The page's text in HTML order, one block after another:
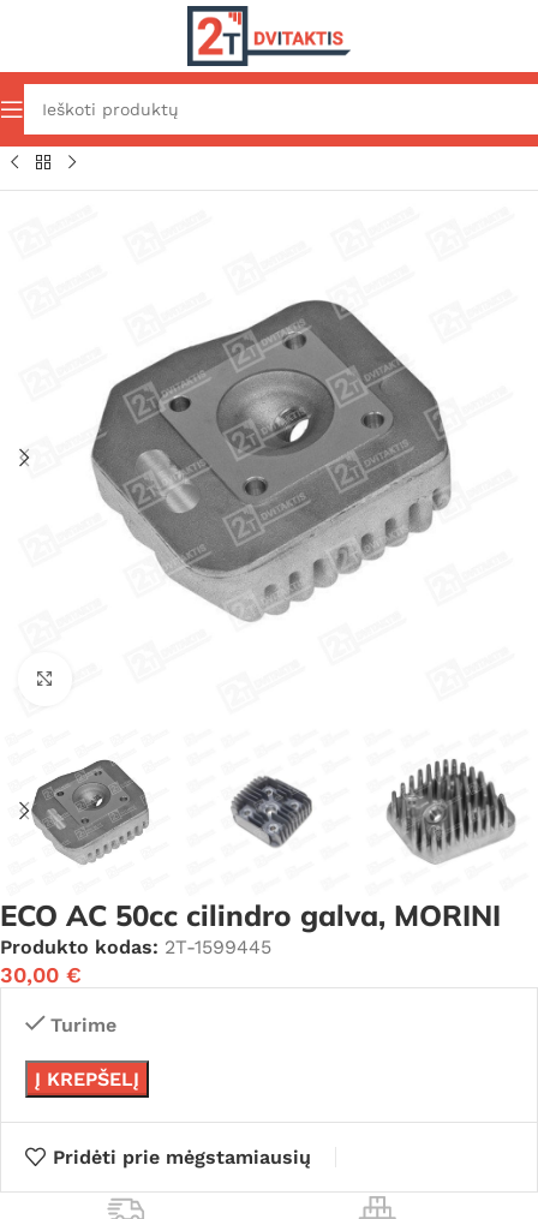
Pradžia Variklio dalys Variklio prekės Cilindrų galvos
ECO AC 50cc cilindro galva, MORINI
Produkto kodas: 2T-1599445
30,00 €
Turime
Į KREPŠELĮ
Pridėti prie mėgstamiausių